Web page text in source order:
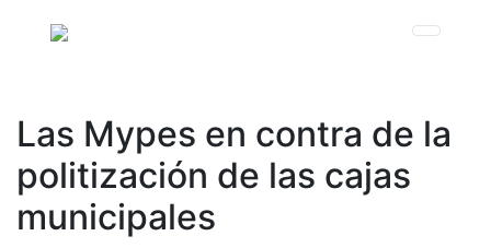
Las Mypes en contra de la
politización de las cajas
municipales